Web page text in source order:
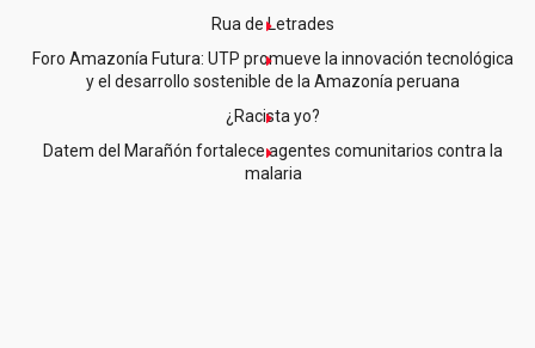
Rua de Letrades
Foro Amazonía Futura: UTP promueve la innovación tecnológica
y el desarrollo sostenible de la Amazonía peruana
¿Racista yo?
Datem del Marañón fortalece agentes comunitarios contra la
malaria